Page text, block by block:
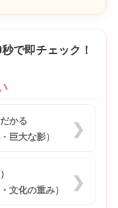
で即チェック！
かる
巨大な影）
❯
文化の重み）
❯